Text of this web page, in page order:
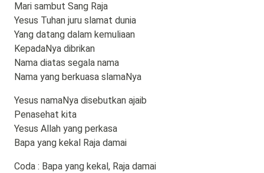
Mari sambut Sang Raja
Yesus Tuhan juru slamat dunia
Yang datang dalam kemuliaan
KepadaNya dibrikan
Nama diatas segala nama
Nama yang berkuasa slamaNya
Yesus namaNya disebutkan ajaib
Penasehat kita
Yesus Allah yang perkasa
Bapa yang kekal Raja damai
Coda : Bapa yang kekal, Raja damai